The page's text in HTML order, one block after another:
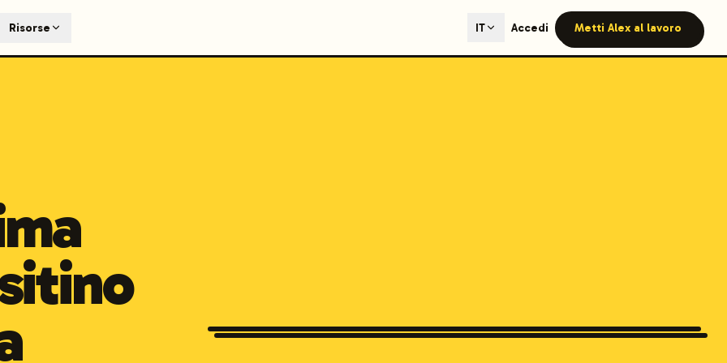
engines like ChatGPT, Claude, and Perplexity. Automated content generation with GEO optimization built-in.
hours.
Risorse IT Accedi Metti Alex al lavoro
Automotive